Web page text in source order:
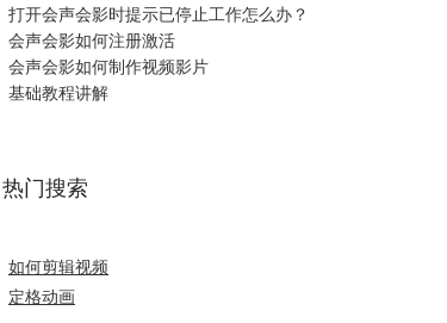
打开会声会影时提示已停止工作怎么办？
会声会影如何注册激活
会声会影如何制作视频影片
基础教程讲解
热门搜索
如何剪辑视频
定格动画